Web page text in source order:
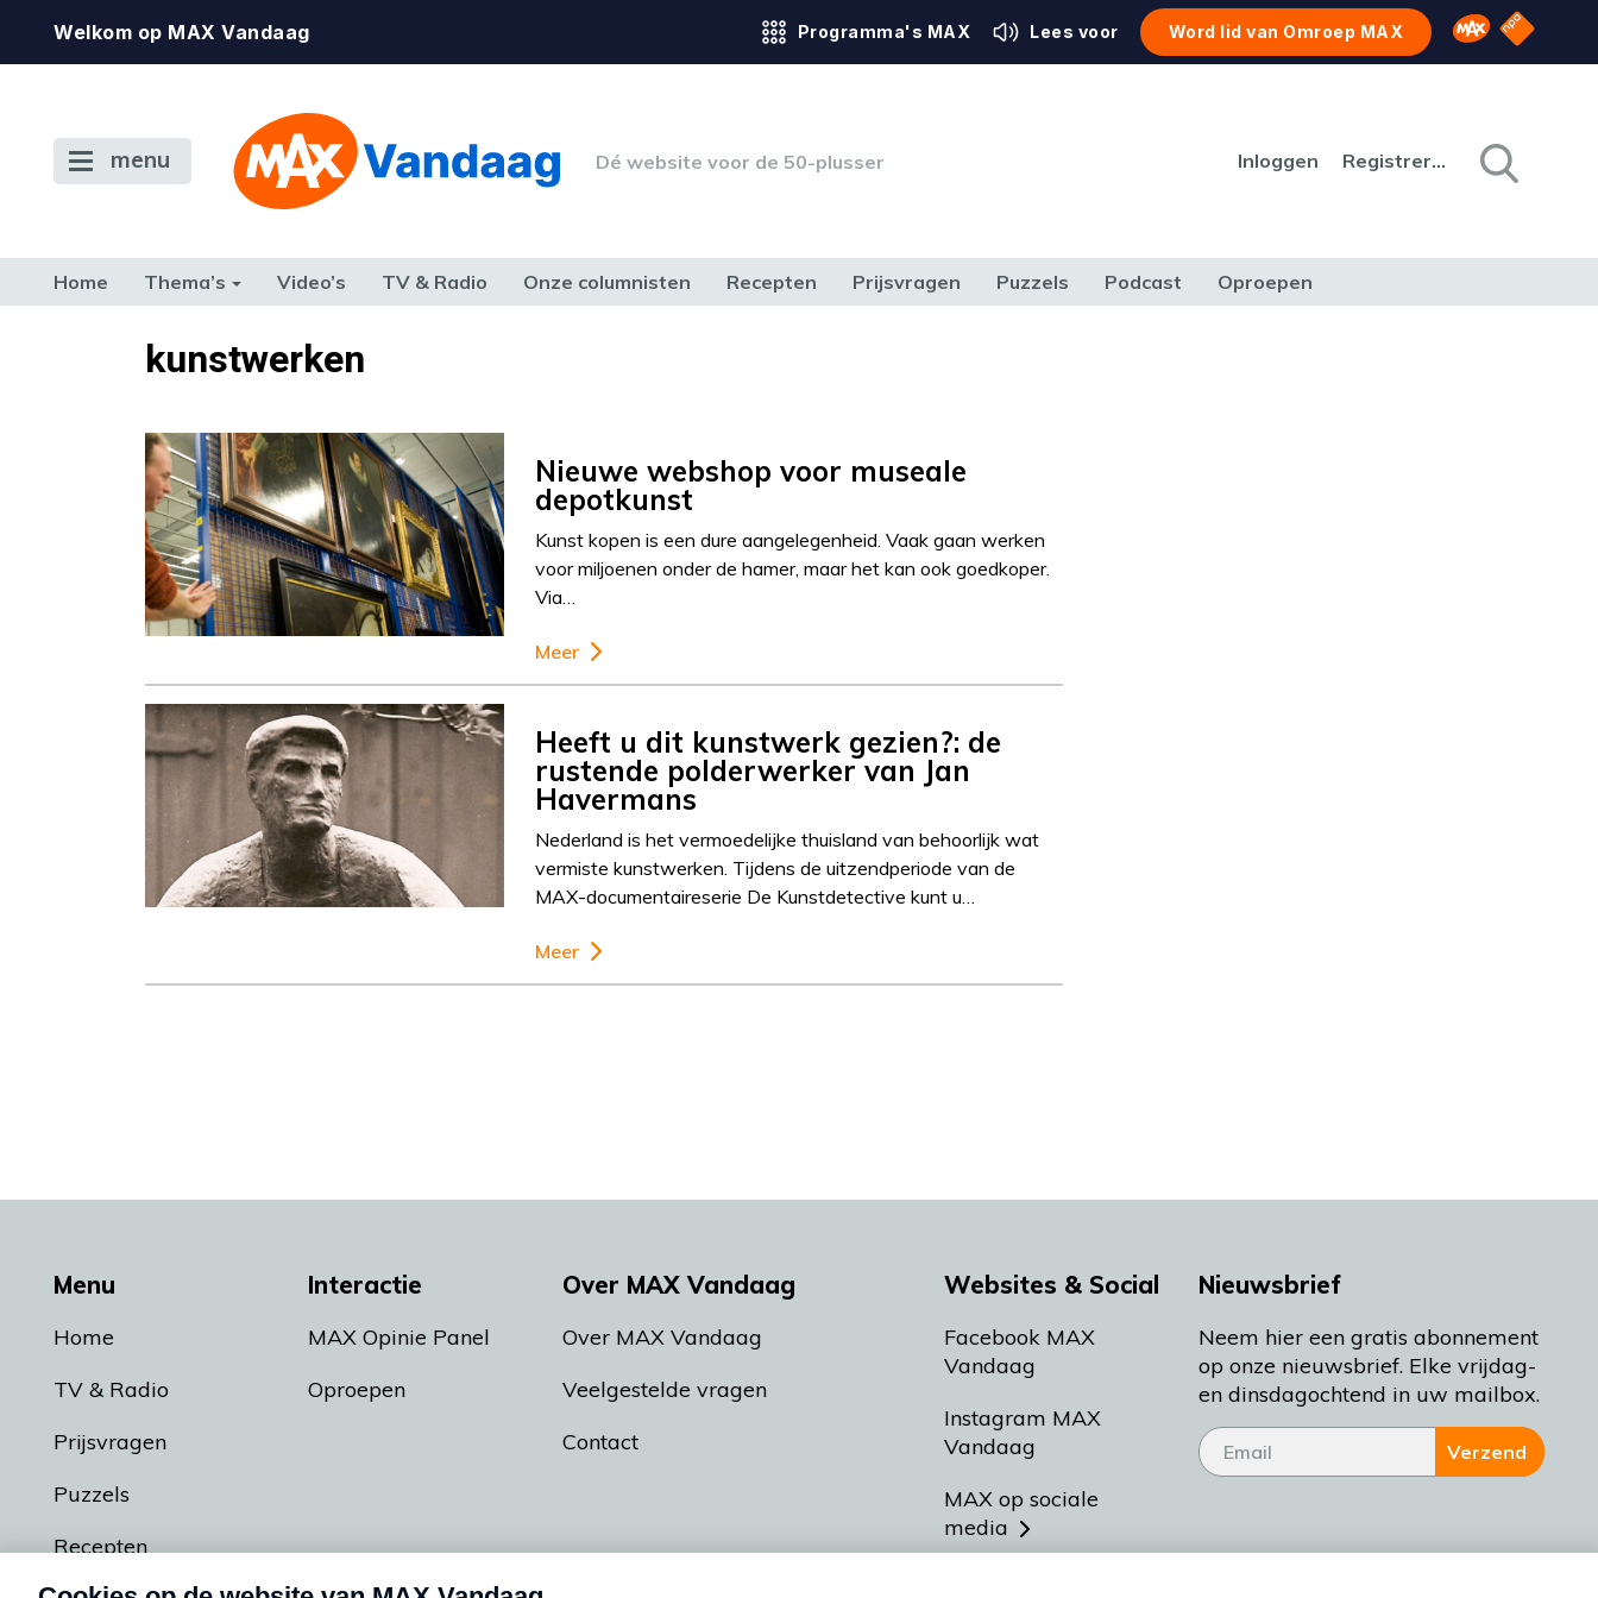
Welkom op MAX Vandaag Programma's MAX Lees voor Word lid van Omroep MAX Omroep MAX
NPO
menu Dé website voor de 50-plusser Inloggen Registreren
Home Thema’s Video’s TV & Radio Onze columnisten Recepten Prijsvragen Puzzels Podcast Oproepen
TERUG NAAR TOENkunstwerken
Nieuwe webshop voor museale
depotkunst
Kunst kopen is een dure aangelegenheid. Vaak gaan werken
voor miljoenen onder de hamer, maar het kan ook goedkoper.
Via…
Meer
Heeft u dit kunstwerk gezien?: de
rustende polderwerker van Jan
Havermans
Nederland is het vermoedelijke thuisland van behoorlijk wat
vermiste kunstwerken. Tijdens de uitzendperiode van de
MAX-documentaireserie De Kunstdetective kunt u…
Meer
Menu
Home
TV & Radio
Prijsvragen
Puzzels
Recepten
Interactie
MAX Opinie Panel
Oproepen
Over MAX Vandaag
Over MAX Vandaag
Veelgestelde vragen
Contact
Websites & Social
Facebook MAX
Vandaag
Instagram MAX
Vandaag
MAX op sociale
media
Nieuwsbrief
Neem hier een gratis abonnement
op onze nieuwsbrief. Elke vrijdag-
en dinsdagochtend in uw mailbox.
Verzend